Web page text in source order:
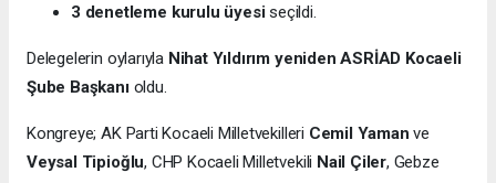
3 denetleme kurulu üyesiseçildi.
Delegelerin oylarıyla Nihat Yıldırım yeniden ASRİAD Kocaeli
Şube Başkanıoldu.
Kongreye; AK Parti Kocaeli Milletvekilleri Cemil Yaman ve
Veysal Tipioğlu, CHP Kocaeli Milletvekili Nail Çiler, Gebze